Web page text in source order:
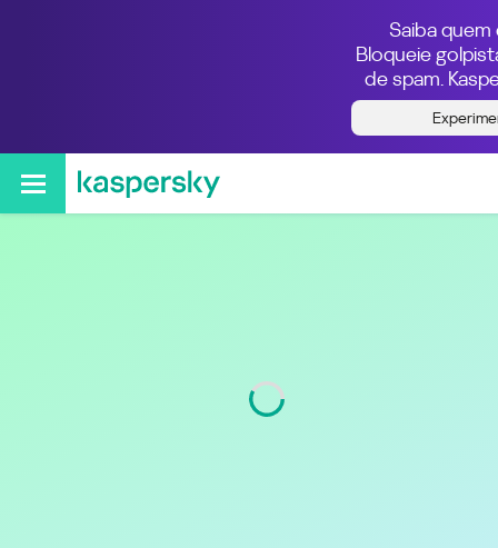
Saiba quem
Bloqueie
de spam.
Quem ligou do número
021982173680